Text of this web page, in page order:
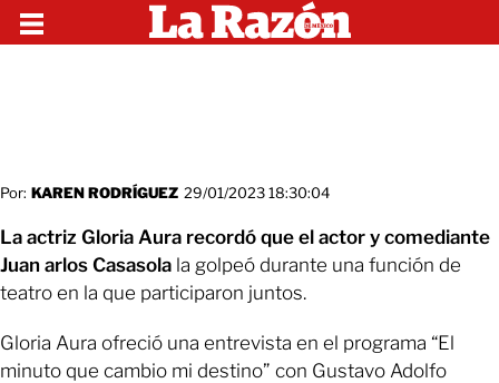
Por: KAREN RODRÍGUEZ 29/01/2023 18:30:04
La actriz Gloria Aura recordó que el actor y comediante
Juan arlos Casasola la golpeó durante una función de
teatro en la que participaron juntos.
Gloria Aura ofreció una entrevista en el programa “El
minuto que cambio mi destino” con Gustavo Adolfo